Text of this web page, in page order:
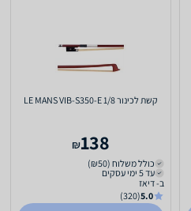
קשת לכינור 1/8 LE MANS VIB-S350-E
138
₪
כולל משלוח (₪50)
עד 5 ימי עסקים
ב- דיאז
5.0
(320)